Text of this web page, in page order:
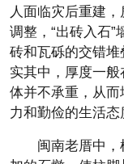
人面临灾后重建
调整，“出砖入石
砖和瓦砾的交错
实其中，厚度一
体并不承重，从
力和勤俭的生活态
闽南老厝中